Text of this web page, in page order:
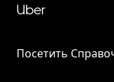
Uber
Посетить